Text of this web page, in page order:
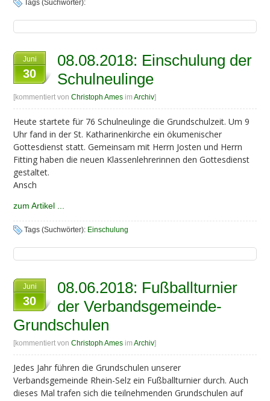
Tags (Suchwörter):
Juni
30
08.08.2018: Einschulung der
Schulneulinge
[kommentiert vonChristoph Ames imArchiv]
Heute startete für 76 Schulneulinge die Grundschulzeit. Um 9
Uhr fand in der St. Katharinenkirche ein ökumenischer
Gottesdienst statt. Gemeinsam mit Herrn Josten und Herrn
Fitting haben die neuen Klassenlehrerinnen den Gottesdienst
gestaltet.
Ansch
zum Artikel ...
Tags (Suchwörter): Einschulung
Juni
30
08.06.2018: Fußballturnier
der Verbandsgemeinde-
Grundschulen
[kommentiert vonChristoph Ames imArchiv]
Jedes Jahr führen die Grundschulen unserer
Verbandsgemeinde Rhein-Selz ein Fußballturnier durch. Auch
dieses Mal trafen sich die teilnehmenden Grundschulen auf